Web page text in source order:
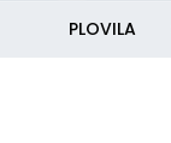
PLOVILA